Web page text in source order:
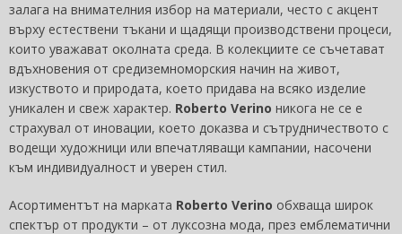
залага на внимателния избор на материали, често с акцент
върху естествени тъкани и щадящи производствени процеси,
които уважават околната среда. В колекциите се съчетават
вдъхновения от средиземноморския начин на живот,
изкуството и природата, което придава на всяко изделие
уникален и свеж характер. Roberto Verino никога не се е
страхувал от иновации, което доказва и сътрудничеството с
водещи художници или впечатляващи кампании, насочени
към индивидуалност и уверен стил.
Асортиментът на марката Roberto Verino обхваща широк
спектър от продукти – от луксозна мода, през емблематични